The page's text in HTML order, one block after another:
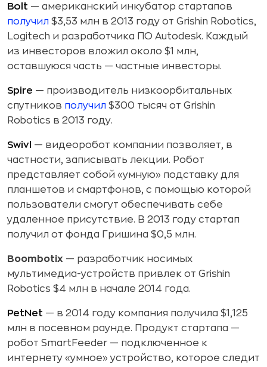
Bolt — американский инкубатор стартапов
получил $3,53 млн в 2013 году от Grishin Robotics,
Logitech и разработчика ПО Autodesk. Каждый
из инвесторов вложил около $1 млн,
оставшуюся часть — частные инвесторы.
Spire — производитель низкоорбитальных
спутников получил $300 тысяч от Grishin
Robotics в 2013 году.
Swivl — видеоробот компании позволяет, в
частности, записывать лекции. Робот
представляет собой «умную» подставку для
планшетов и смартфонов, с помощью которой
пользователи смогут обеспечивать себе
удаленное присутствие. В 2013 году стартап
получил от фонда Гришина $0,5 млн.
Boombotix — разработчик носимых
мультимедиа-устройств привлек от Grishin
Robotics $4 млн в начале 2014 года.
PetNet — в 2014 году компания получила $1,125
млн в посевном раунде. Продукт стартапа —
робот SmartFeeder — подключенное к
интернету «умное» устройство, которое следит